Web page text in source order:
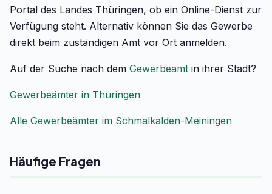
Portal des Landes Thüringen, ob ein Online-Dienst zur
Verfügung steht. Alternativ können Sie das Gewerbe
direkt beim zuständigen Amt vor Ort anmelden.
Auf der Suche nach dem Gewerbeamt in ihrer Stadt?
Gewerbeämter in Thüringen
Alle Gewerbeämter im Schmalkalden-Meiningen
Häufige Fragen